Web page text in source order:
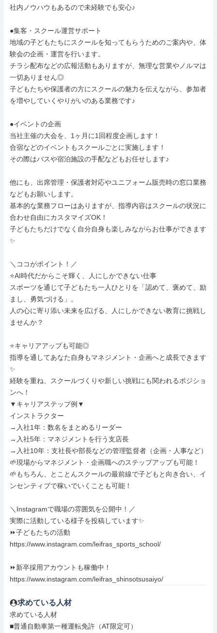
社内ノウハウもあるので未経験でも安心♪
●集客・スクール運営サポート
地域の子どもたちにスクールを知ってもらうためのご案内や、体
験会の企画・運営を行います。
チラシ配布などの広報活動もありますが、無理な営業やノルマは
一切ありません◎
子どもたちや保護者の方にスクールの魅力を伝えながら、参加者
を増やしていくやりがいのある業務です♪
●イベントの企画
当社主催の大会を、1ヶ月に1回程度企画します！
合宿などのイベントもスクールごとに実施します！
その際はバスや宿泊施設の手配などもお任せします♪
他にも、出席管理・保護者対応やユニフォーム販売時の窓口業務
などもお願いします。
基本的な業務フローはありますが、指導内容はスクールの状況に
合わせ自由にカスタマイズOK！
子どもたちだけでなく自分自身も楽しみながらお仕事ができます
✨
＼ココがポイント！／
⭐AI時代だからこそ輝く、人にしかできない仕事
スポーツを通じて子どもたち一人ひとりを「認めて、褒めて、励
まし、勇気づける」。
人の心に寄り添い未来を広げる、人にしかできない教育に挑戦し
ませんか？
⭐キャリアアップも可能◎
指導を通してあなた自身もマネジメント・企画へと成長できます
✨
経験を重ね、スクールづくりや新しい挑戦にも関われるポジショ
ンへ！
▼キャリアステップ例▼
インストラクター
→入社1年：数名をまとめるリーダー
→入社5年：マネジメントを行う支店長
→入社10年：支社長や部長などの管理監督者（企画・人事など）
🌱現場からマネジメント・企画職へのステップアップも可能！
🌱もちろん、とことんスクールの最前線で子どもと向き合い、イ
ンセンティブで稼いでいくことも可能！
＼Instagramで職場の雰囲気を公開中！／
実際に活動している様子を投稿しています✨
⏩子どもたちの活動
https://www.instagram.com/leifras_sports_school/
⏩新卒採用アカウントも稼働中！
https://www.instagram.com/leifras_shinsotsusaiyo/
求めている人材
求めている人材
■普通自動車第一種運転免許（AT限定可）